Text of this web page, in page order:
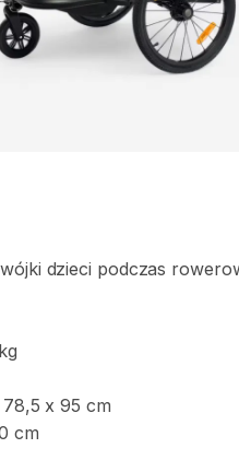
dzieci podczas
kg
78​,​5 x 95 cm
cm